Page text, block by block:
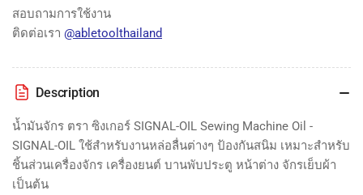
สอบถามการใช้งาน
ติดต่อเรา @abletoolthailand
Description
น้ำมันจักร ตรา ซิงเกอร์ SIGNAL-OIL Sewing Machine Oil -
SIGNAL-OIL ใช้สำหรับงานหล่อลื่นต่างๆ ป้องกันสนิม เหมาะสำหรับ
ชิ้นส่วนเครื่องจักร เครื่องยนต์ บานพับประตู หน้าต่าง จักรเย็บผ้า
เป็นต้น